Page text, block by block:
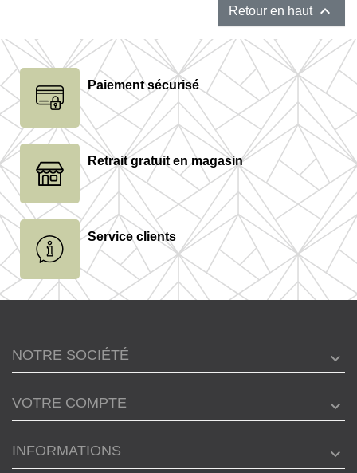
Retour en haut 
Paiement sécurisé
Retrait gratuit en magasin
Service clients
NOTRE SOCIÉTÉ
VOTRE COMPTE
INFORMATIONS